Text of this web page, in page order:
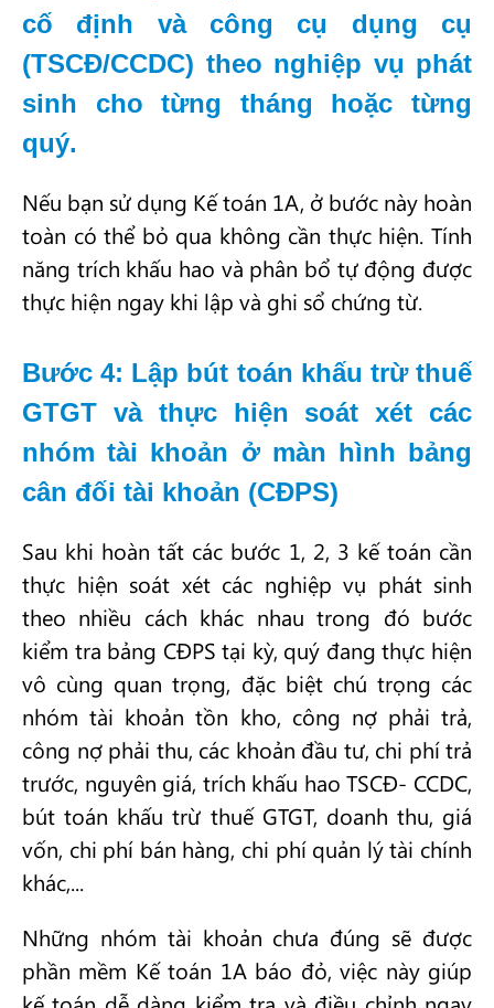
cố định và công cụ dụng cụ
(TSCĐ/CCDC) theo nghiệp vụ phát
sinh cho từng tháng hoặc từng
quý.
Nếu bạn sử dụng Kế toán 1A, ở bước này hoàn
toàn có thể bỏ qua không cần thực hiện. Tính
năng trích khấu hao và phân bổ tự động được
thực hiện ngay khi lập và ghi sổ chứng từ.
Bước 4: Lập bút toán khấu trừ thuế
GTGT và thực hiện soát xét các
nhóm tài khoản ở màn hình bảng
cân đối tài khoản (CĐPS)
Sau khi hoàn tất các bước 1, 2, 3 kế toán cần
thực hiện soát xét các nghiệp vụ phát sinh
theo nhiều cách khác nhau trong đó bước
kiểm tra bảng CĐPS tại kỳ, quý đang thực hiện
vô cùng quan trọng, đặc biệt chú trọng các
nhóm tài khoản tồn kho, công nợ phải trả,
công nợ phải thu, các khoản đầu tư, chi phí trả
trước, nguyên giá, trích khấu hao TSCĐ- CCDC,
bút toán khấu trừ thuế GTGT, doanh thu, giá
vốn, chi phí bán hàng, chi phí quản lý tài chính
khác,...
Những nhóm tài khoản chưa đúng sẽ được
phần mềm Kế toán 1A báo đỏ, việc này giúp